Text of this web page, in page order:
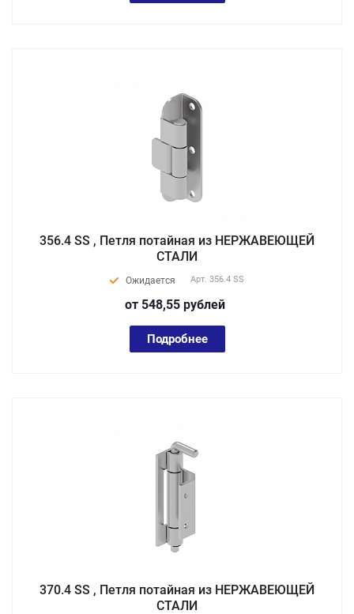
356.4 SS , Петля потайная из НЕРЖАВЕЮЩЕЙ
СТАЛИ
Ожидается Арт. 356.4 SS
от 548,55 рублей
Подробнее
370.4 SS , Петля потайная из НЕРЖАВЕЮЩЕЙ
СТАЛИ